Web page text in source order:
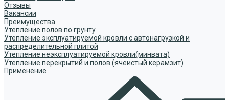
Отзывы
Вакансии
Преимущества
Утепление полов по грунту
Утепление эксплуатируемой кровли с автонагрузкой и
распределительной плитой
Утепление неэксплуатируемой кровли(минвата)
Утепление перекрытий и полов (ячеистый керамзит)
Применение